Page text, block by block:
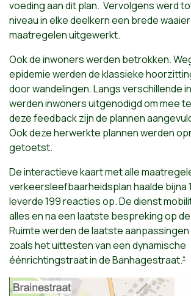
voeding aan dit plan. Vervolgens werd
niveau in elke deelkern een brede
maatregelen uitgewerkt.
Ook de inwoners werden betrokken.
epidemie werden de klassieke
door wandelingen. Langs verschillende
werden inwoners uitgenodigd om mee
deze feedback zijn de plannen
Ook deze herwerkte plannen werden
getoetst.
De interactieve kaart met alle
verkeersleefbaarheidsplan haalde bijna
leverde 199 reacties op. De dienst
alles en na een laatste bespreking op
Ruimte werden de laatste
zoals het uittesten van een dynamische
éénrichtingstraat in de Banhagestraat.“